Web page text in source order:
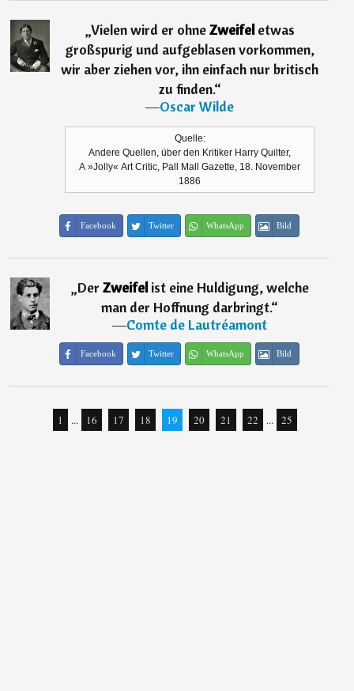
„Vielen wird er ohneZweifel etwas
großspurig und aufgeblasen vorkommen,
wir aber ziehen vor, ihn einfach nur britisch
zu finden.“
―Oscar Wilde
Quelle:
Andere Quellen, über den Kritiker Harry Quilter,
A »Jolly« Art Critic, Pall Mall Gazette, 18. November
1886
Facebook Twitter WhatsApp Bild
„Der Zweifel ist eine Huldigung, welche
man der Hoffnung darbringt.“
―Comte de Lautréamont
Facebook Twitter WhatsApp Bild
1 ... 16 17 18 19 20 21 22 ... 25